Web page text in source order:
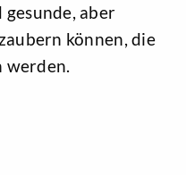
aber
können, die
werden.